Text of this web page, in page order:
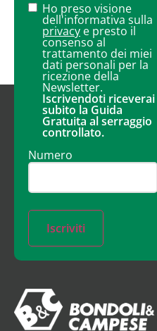
Ho preso visione
dell'informativa sulla
privacy e presto il
consenso al
trattamento dei miei
dati personali per la
ricezione della
Newsletter.
Iscrivendoti riceverai
subito la Guida
Gratuita al serraggio
controllato.
Numero
Iscriviti